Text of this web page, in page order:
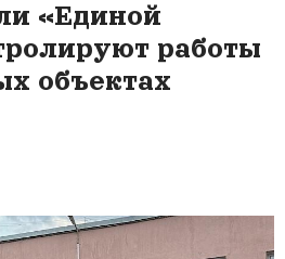
«Единой
работы
объектах